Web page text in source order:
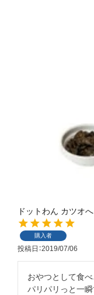
ドットわん カツオ
購入者
投稿日 2019/07/06
おやつとして食べ
パリパリっと一瞬